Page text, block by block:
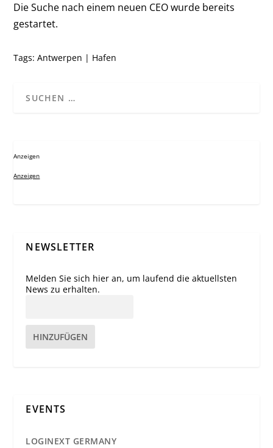
Die Suche nach einem neuen CEO wurde bereits
gestartet.
Tags:Antwerpen | Hafen
Anzeigen
Anzeigen
NEWSLETTER
Melden Sie sich hier an, um laufend die aktuellsten
News zu erhalten.
HINZUFÜGEN
EVENTS
LOGINEXT GERMANY